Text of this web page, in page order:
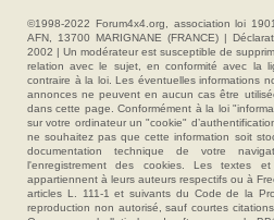
©1998-2022 Forum4x4.org, association loi
AFN, 13700 MARIGNANE (FRANCE) |
2002 | Un modérateur est susceptible de
relation avec le sujet, en conformité avec la
contraire à la loi. Les éventuelles informations
annonces ne peuvent en aucun cas être
dans cette page. Conformément à la loi
sur votre ordinateur un "cookie"
ne souhaitez pas que cette information soit
documentation technique de votre
l'enregistrement des cookies. Les textes
appartiennent à leurs auteurs respectifs ou à
articles L. 111-1 et suivants du Code de la
reproduction non autorisé, sauf courtes